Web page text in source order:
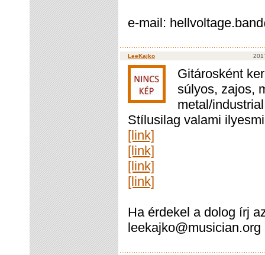
e-mail:
LeeKajko
Gitárosként
súlyos, zajos,
metal/
Stílusilag valami
[link]
[link]
[link]
[link]
Ha érdekel a dolog írj
leekajko@musician.org